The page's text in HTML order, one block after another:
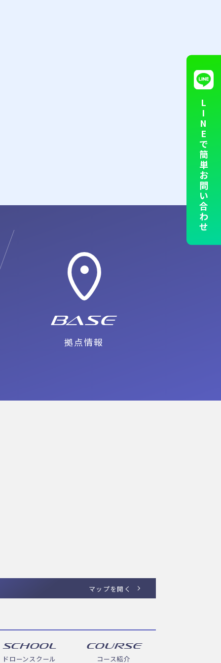
L
I
N
E
で
簡
単
お
問
い
合
わ
せ
Base
拠点情報
マップを開く
SCHOOL
ドローンスクール
COURSE
コース紹介